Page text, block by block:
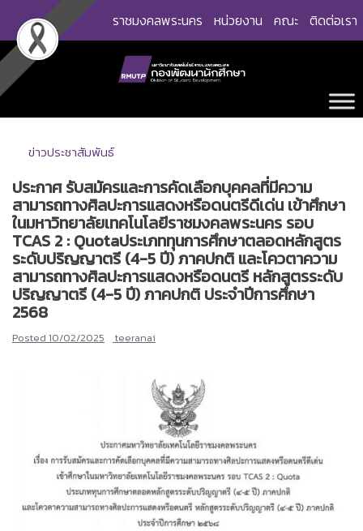
content
ราชมงคลพระนคร หน่วยงาน คณะ ติดต่อเรา
ข่าวประชาสัมพันธ์
ประกาศ รับสมัครและการคัดเลือกบุคคลที่มีความ
สามารถทางศิลปะการแสดงหรือดนตรีดีเด่น เข้าศึกษา
ในมหาวิทยาลัยเทคโนโลยีราชมงคลพระนคร รอบ
TCAS 2 : Quotaประเภททุนการศึกษาตลอดหลักสูตร
ระดับปริญญาตรี (4-5 ปี) ภาคปกติ และโควตาความ
สามารถทางศิลปะการแสดงหรือดนตรี หลักสูตรระดับ
ปริญญาตรี (4-5 ปี) ภาคปกติ ประจำปีการศึกษา
2568
Posted 10/02/2025 teeranai